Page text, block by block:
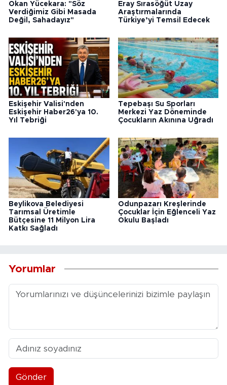
Okan Yücekara: "Söz
Verdiğimiz Gibi Masada
Değil, Sahadayız"
Eray Sırasöğüt Uzay
Araştırmalarında
Türkiye’yi Temsil Edecek
Eskişehir Valisi'nden
Eskişehir Haber26'ya 10.
Yıl Tebriği
Tepebaşı Su Sporları
Merkezi Yaz Döneminde
Çocukların Akınına Uğradı
Beylikova Belediyesi
Tarımsal Üretimle
Bütçesine 11 Milyon Lira
Katkı Sağladı
Odunpazarı Kreşlerinde
Çocuklar İçin Eğlenceli Yaz
Okulu Başladı
Yorumlar
Gönder